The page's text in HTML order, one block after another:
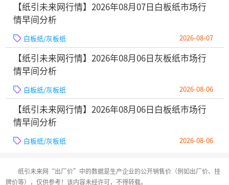
【纸引未来网行情】2026年08月07日白板纸市场行
情早间分析
白板纸/灰板纸 2026-08-07
【纸引未来网行情】2026年08月06日灰板纸市场行
情早间分析
白板纸/灰板纸 2026-08-06
【纸引未来网行情】2026年08月06日白板纸市场行
情早间分析
白板纸/灰板纸 2026-08-06
纸引未来网“出厂价”中的数据是生产企业的公开销售价（例如出厂价、挂
牌价等），仅供参考！该内容未经许可，不得转载。